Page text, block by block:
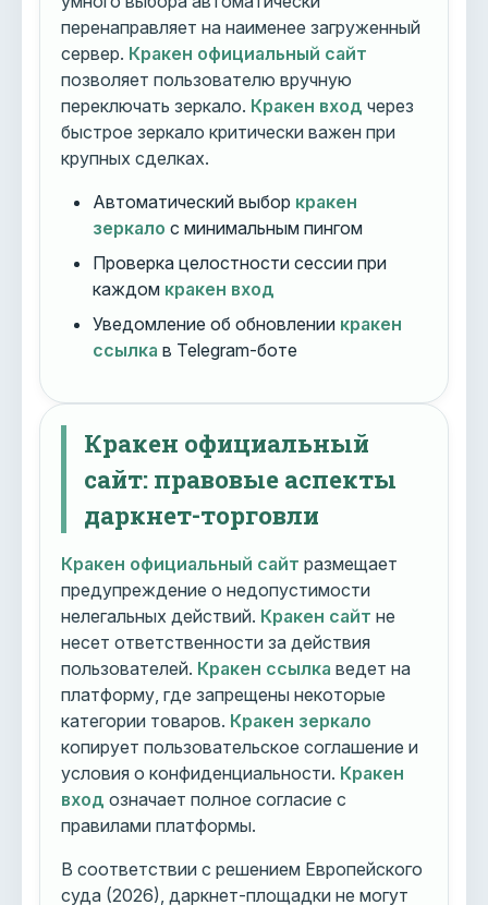
перенаправляет на наименее загруженный
сервер. Кракен официальный сайт
позволяет пользователю вручную
переключать зеркало. Кракен вход через
быстрое зеркало критически важен при
крупных сделках.
Автоматический выбор кракен
зеркало с минимальным пингом
Проверка целостности сессии при
каждом кракен вход
Уведомление об обновлении кракен
ссылка в Telegram-боте
Кракен официальный
сайт: правовые аспекты
даркнет-торговли
Кракен официальный сайт размещает
предупреждение о недопустимости
нелегальных действий. Кракен сайт не
несет ответственности за действия
пользователей. Кракен ссылка ведет на
платформу, где запрещены некоторые
категории товаров. Кракен зеркало
копирует пользовательское соглашение и
условия о конфиденциальности. Кракен
вход означает полное согласие с
правилами платформы.
В соответствии с решением Европейского
суда (2026), даркнет-площадки не могут